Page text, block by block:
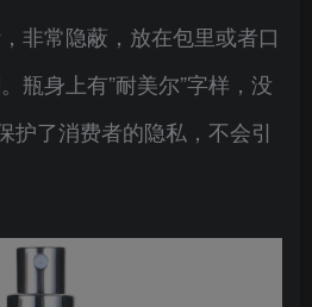
非常隐蔽，放在包里或者口
瓶身上有”耐美尔”字样，没
护了消费者的隐私，不会引